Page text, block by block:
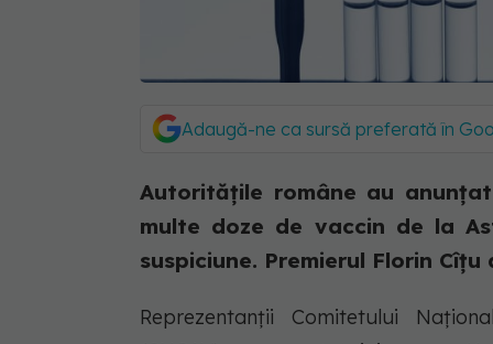
Adaugă-ne ca sursă preferată în
Autoritățile române au
multe doze de vaccin de la
suspiciune. Premierul Florin
Reprezentanții Comitetului